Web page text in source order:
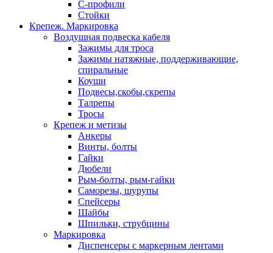
С-профили
Стойки
Крепеж. Маркировка
Воздушная подвеска кабеля
Зажимы для троса
Зажимы натяжные, поддерживающие,
спиральные
Коуши
Подвесы,скобы,скрепы
Талрепы
Тросы
Крепеж и метизы
Анкеры
Винты, болты
Гайки
Дюбели
Рым-болты, рым-гайки
Саморезы, шурупы
Спейсеры
Шайбы
Шпильки, струбцины
Маркировка
Диспенсеры с маркерным лентами